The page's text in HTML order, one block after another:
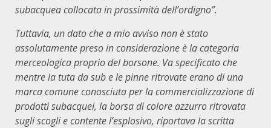
subacquea collocata in prossimità dell’ordigno”.
Tuttavia, un dato che a mio avviso non è stato
assolutamente preso in considerazione è la categoria
merceologica proprio del borsone. Va specificato che
mentre la tuta da sub e le pinne ritrovate erano di una
marca comune conosciuta per la commercializzazione di
prodotti subacquei, la borsa di colore azzurro ritrovata
sugli scogli e contente l’esplosivo, riportava la scritta